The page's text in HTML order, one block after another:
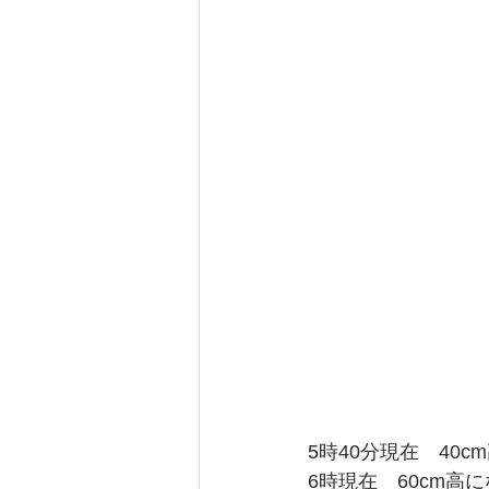
5時40分現在　
6時現在　60cm高に